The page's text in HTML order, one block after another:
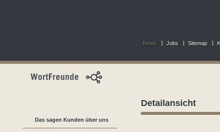
News Jobs Sitemap
Das sagen Kunden über uns
Detailansicht